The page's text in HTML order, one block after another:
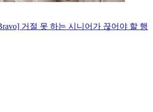
거절 못 하는 시니어가 끊어야 할 행